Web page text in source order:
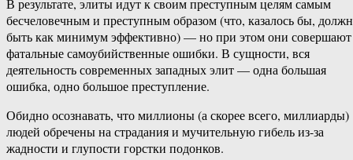
В результате, элиты идут к своим преступным целям самым
бесчеловечным и преступным образом (что, казалось бы,
быть как минимум эффективно) — но при этом они совершают
фатальные самоубийственные ошибки. В сущности, вся
деятельность современных западных элит — одна большая
ошибка, одно большое преступление.
Обидно осознавать, что миллионы (а скорее всего, миллиарды)
людей обречены на страдания и мучительную гибель из-за
жадности и глупости горстки подонков.